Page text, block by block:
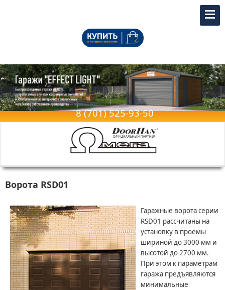
Купить в официальном интернет-
8 (701) 525-93-50
Ворота RSD01
Гаражные ворота серии
RSD01 рассчитаны на
установку в проемы
шириной до 3000 мм и
высотой до 2700 мм.
При этом к параметрам
гаража предъявляются
минимальные